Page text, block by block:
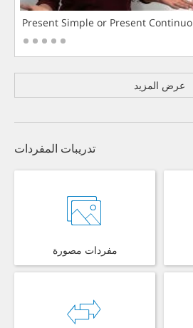
Present Simple or Present
عرض المزيد
تدريبات المفردات
مفردات مصورة